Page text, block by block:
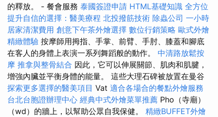
的釋放。 - 餐會服務 泰國簽證申請 HTML基礎知識 全方位
提升自信的選擇：醫美療程 北投撥筋技術 除蟲公司 一小時
居家清潔費用 創意下午茶外燴選擇 數位行銷策略 歐式外燴
精緻體驗 按摩師用拇指、手掌、前臂、手肘、膝蓋和腳底
在客人的身體上表演一系列舞蹈般的動作。 中清路放鬆按
摩 推拿與整骨結合 因此，它可以伸展關節、肌肉和肌腱，
增強內臟並平衡身體的能量。 這些大理石碑被放置在曼谷
探索更多選擇的醫美項目 Vat 適合各場合的餐點外燴服務
台北台胞證辦理中心 經典中式外燴菜單推薦 Pho（寺廟）
（wd）的牆上，以幫助公眾自我保健。 精緻BUFFET外燴